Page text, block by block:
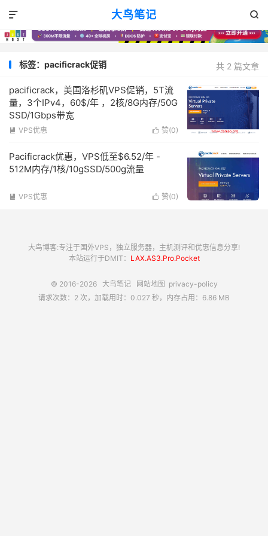
大鸟笔记 

共 2 篇文章
标签：pacificrack促销
pacificrack，美国洛杉矶VPS促销，5T流
量，3个IPv4，60$/年 ，2核/8G内存/50G
SSD/1Gbps带宽
 赞(0)
 VPS优惠
Pacificrack优惠，VPS低至$6.52/年 -
512M内存/1核/10gSSD/500g流量
 赞(0)
 VPS优惠
大鸟博客:专注于国外VPS，独立服务器，主机测评和优惠信息分享!
本站运行于DMIT： LAX.AS3.Pro.Pocket
© 2016-2026 大鸟笔记 网站地图 privacy-policy
请求次数：2 次，加载用时：0.027 秒，内存占用：6.86 MB